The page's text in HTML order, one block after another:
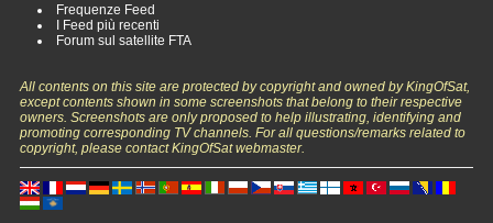
Frequenze Feed
I Feed più recenti
Forum sul satellite FTA
All contents on this site are protected by copyright and owned by KingOfSat,
except contents shown in some screenshots that belong to their respective
owners. Screenshots are only proposed to help illustrating, identifying and
promoting corresponding TV channels. For all questions/remarks related to
copyright, please contact KingOfSat webmaster.